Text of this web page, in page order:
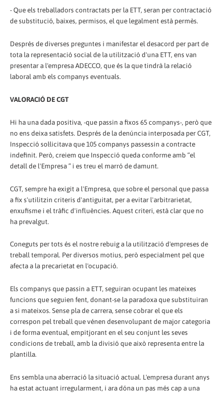
- Que els treballadors contractats per la ETT, seran per contractació
de substitució, baixes, permisos, el que legalment està permès.
Després de diverses preguntes i manifestar el desacord per part de
tota la representació social de la utilització d'una ETT, ens van
presentar a l'empresa ADECCO, que és la que tindrà la relació
laboral amb els companys eventuals.
VALORACIÓ DE CGT
Hi ha una dada positiva, -que passin a fixos 65 companys-, però que
no ens deixa satisfets. Després de la denúncia interposada per CGT,
Inspecció sol·licitava que 105 companys passessin a contracte
indefinit. Però, creiem que Inspecció queda conforme amb “el
detall de l'Empresa ” i es treu el marró de damunt.
CGT, sempre ha exigit a l'Empresa, que sobre el personal que passa
a fix s'utilitzin criteris d'antiguitat, per a evitar l'arbitrarietat,
enxufisme i el tràfic d'influències. Aquest criteri, està clar que no
ha prevalgut.
Coneguts per tots és el nostre rebuig a la utilització d'empreses de
treball temporal. Per diversos motius, però especialment pel que
afecta a la precarietat en l'ocupació.
Els companys que passin a ETT, seguiran ocupant les mateixes
funcions que seguien fent, donant-se la paradoxa que substituiran
a si mateixos. Sense pla de carrera, sense cobrar el que els
correspon pel treball que vénen desenvolupant de major categoria
i de forma eventual, empitjorant en el seu conjunt les seves
condicions de treball, amb la divisió que això representa entre la
plantilla.
Ens sembla una aberració la situació actual. L'empresa durant anys
ha estat actuant irregularment, i ara dóna un pas més cap a una